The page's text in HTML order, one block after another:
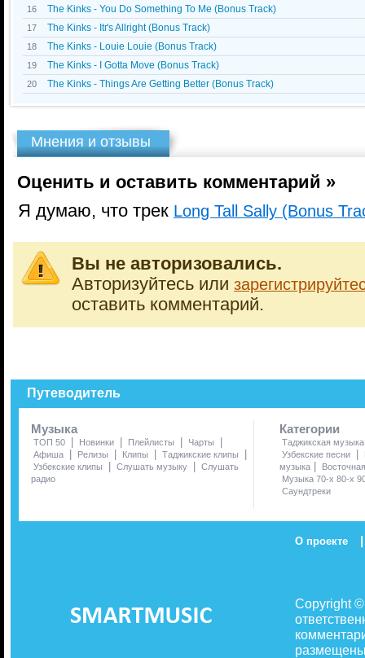
16 The Kinks - You Do Something To Me (Bonus Track)
17 The Kinks - Itґs Allright (Bonus Track)
18 The Kinks - Louie Louie (Bonus Track)
19 The Kinks - I Gotta Move (Bonus Track)
20 The Kinks - Things Are Getting Better (Bonus Track)
Мнения и отзывы
Оценить и оставить комментарий »
Я думаю, что трек Long Tall Sally (Bonus
Вы не авторизовались.
Авторизуйтесь или
оставить комментарий.
Путеводитель
Музыка
ТОП 50 | Новинки | Плейлисты | Чарты |
Афиша | Релизы | Клипы | Таджикские клипы |
Узбекские клипы | Слушать музыку | Слушать
радио
Категории
Таджикская музыка
Узбекские песни
|
музыка |
Музыка 70-х 80-х
Саундтреки
О проекте |
Copyright
размещены